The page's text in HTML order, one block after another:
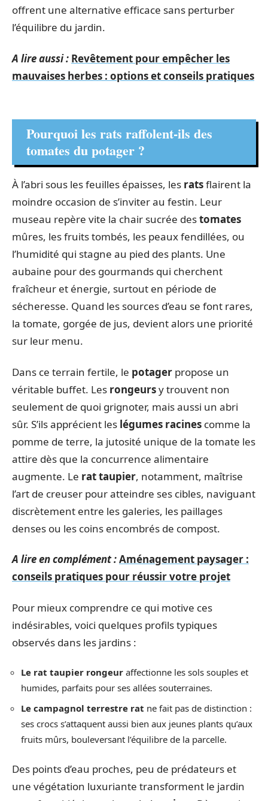
offrent une alternative efficace sans perturber
l’équilibre du jardin.
A lire aussi : Revêtement pour empêcher les
mauvaises herbes : options et conseils pratiques
Pourquoi les rats raffolent-ils des
tomates du potager ?
À l’abri sous les feuilles épaisses, les ratsflairent la
moindre occasion de s’inviter au festin. Leur
museau repère vite la chair sucrée destomates
mûres, les fruits tombés, les peaux fendillées, ou
l’humidité qui stagne au pied des plants. Une
aubaine pour des gourmands qui cherchent
fraîcheur et énergie, surtout en période de
sécheresse. Quand les sources d’eau se font rares,
la tomate, gorgée de jus, devient alors une priorité
sur leur menu.
Dans ce terrain fertile, le potager propose un
véritable buffet. Les rongeursy trouvent non
seulement de quoi grignoter, mais aussi un abri
sûr. S’ils apprécient les légumes racines comme la
pomme de terre, la jutosité unique de la tomate les
attire dès que la concurrence alimentaire
augmente. Le rat taupier, notamment, maîtrise
l’art de creuser pour atteindre ses cibles, naviguant
discrètement entre les galeries, les paillages
denses ou les coins encombrés de compost.
A lire en complément :Aménagement paysager :
conseils pratiques pour réussir votre projet
Pour mieux comprendre ce qui motive ces
indésirables, voici quelques profils typiques
observés dans les jardins :
Le rat taupier rongeur affectionne les sols souples et
humides, parfaits pour ses allées souterraines.
Le campagnol terrestre rat ne fait pas de distinction :
ses crocs s’attaquent aussi bien aux jeunes plants qu’aux
fruits mûrs, bouleversant l’équilibre de la parcelle.
Des points d’eau proches, peu de prédateurs et
une végétation luxuriante transforment le jardin